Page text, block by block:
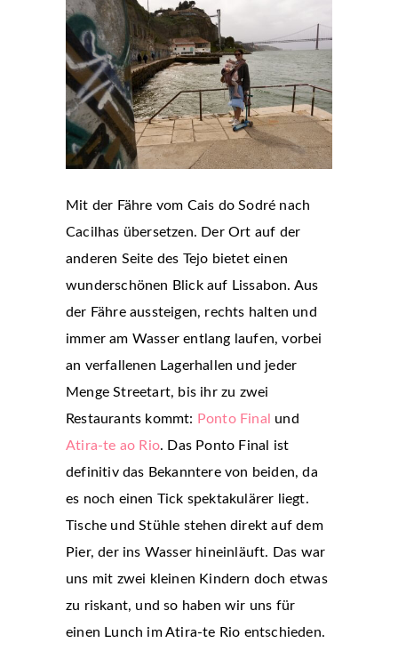
Mit der Fähre vom Cais do Sodré nach
Cacilhas übersetzen. Der Ort auf der
anderen Seite des Tejo bietet einen
wunderschönen Blick auf Lissabon. Aus
der Fähre aussteigen, rechts halten und
immer am Wasser entlang laufen, vorbei
an verfallenen Lagerhallen und jeder
Menge Streetart, bis ihr zu zwei
Restaurants kommt: Ponto Final
und
Atira-te ao Rio. Das Ponto Final ist
definitiv das Bekanntere von beiden, da
es noch einen Tick spektakulärer liegt.
Tische und Stühle stehen direkt auf dem
Pier, der ins Wasser hineinläuft. Das war
uns mit zwei kleinen Kindern doch etwas
zu riskant, und so haben wir uns für
einen Lunch im Atira-te Rio entschieden.